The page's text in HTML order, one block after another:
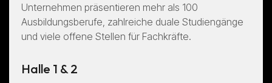
Unternehmen präsentieren mehr als 100
Ausbildungsberufe, zahlreiche duale Studiengänge
und viele offene Stellen für Fachkräfte.
Halle 1 & 2